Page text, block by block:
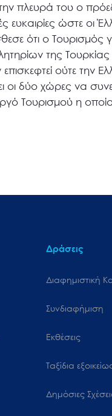
πλευρά του ο
ευκαιρίες ώστε οι
ότι ο Τουρισμός
της
επισκεφτεί ούτε την
οι δύο χώρες να
Τουρισμού η
Δράσεις
Διαφημιστική
Συνδιαφήμιση
Εκθέσεις
Ταξίδια
Δημόσιες